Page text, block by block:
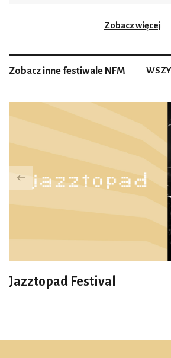
Zobacz więcej
Zobacz inne festiwale NFM
Jazztopad Festival